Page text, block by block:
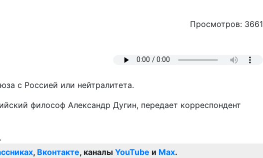
Просмотров: 3661
с Россией или нейтралитета.
философ Александр Дугин, передает корреспондент
, Вконтакте, каналы YouTube и Max.